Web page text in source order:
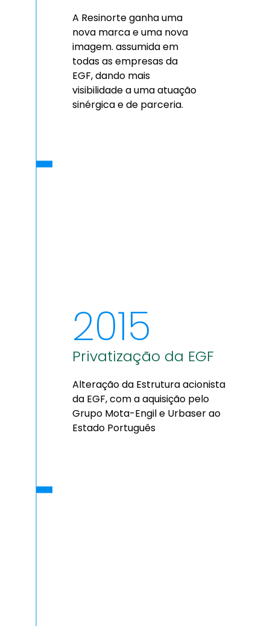
A Resinorte ganha uma
nova marca e uma nova
imagem. assumida em
todas as empresas da
EGF, dando mais
visibilidade a uma atuação
sinérgica e de parceria.
2015
Privatização da EGF
Alteração da Estrutura acionista
da EGF, com a aquisição pelo
Grupo Mota-Engil e Urbaser ao
Estado Português